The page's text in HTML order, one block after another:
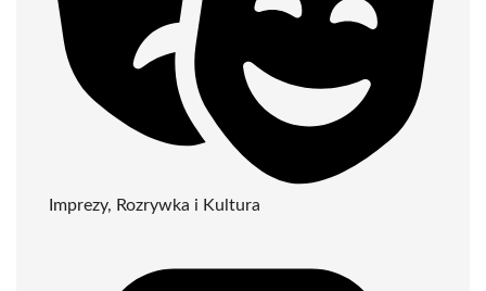
Imprezy, Rozrywka i Kultura